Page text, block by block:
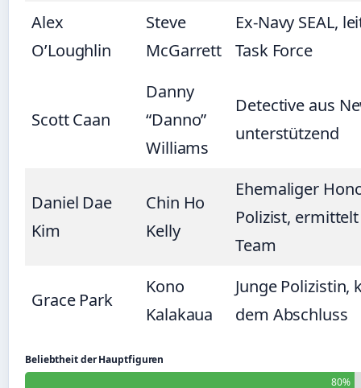
Alex
O’Loughlin
Steve
McGarrett
Ex-Navy SEAL,
Task Force
Scott Caan
Danny
“Danno”
Williams
Detective aus
unterstützend
Daniel Dae
Kim
Chin Ho
Kelly
Ehemaliger
Polizist,
Team
Grace Park
Kono
Kalakaua
Junge Polizistin,
dem Abschluss
Beliebtheit der Hauptfiguren
80%